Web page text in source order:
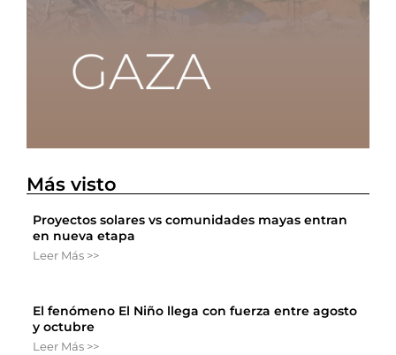
Más visto
Proyectos solares vs comunidades mayas entran
en nueva etapa
Leer Más >>
El fenómeno El Niño llega con fuerza entre agosto
y octubre
Leer Más >>